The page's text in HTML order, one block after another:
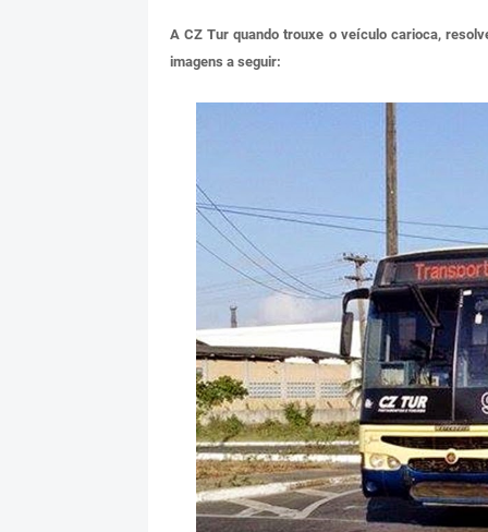
A CZ Tur quando trouxe o veículo carioca,
imagens a seguir: